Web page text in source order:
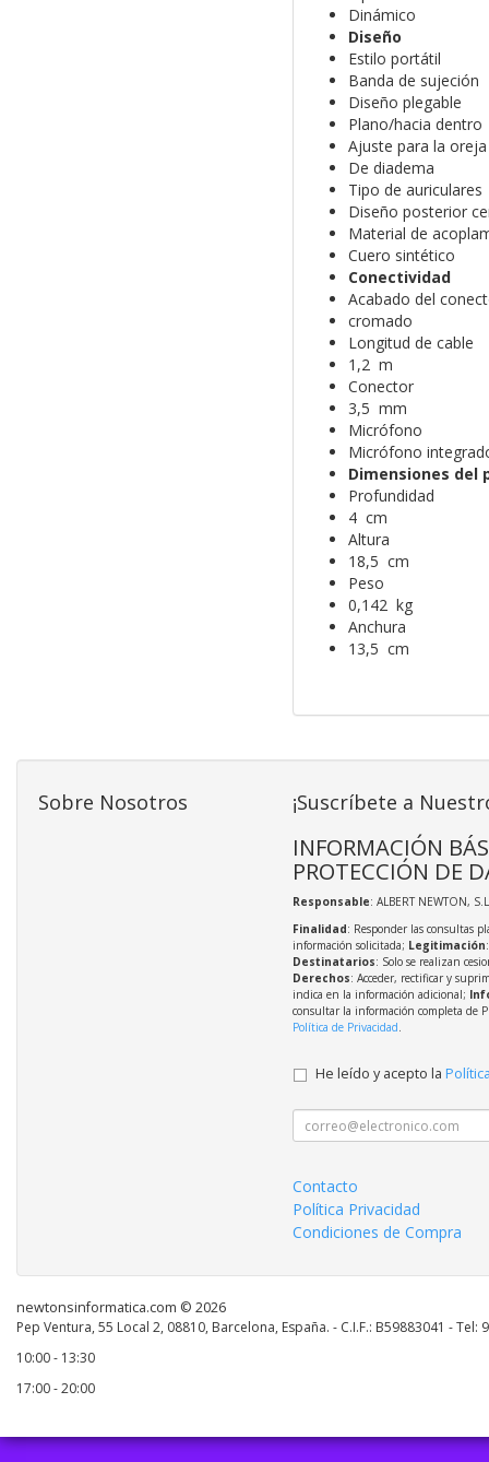
Dinámico
Diseño
Estilo portátil
Banda de sujeción
Diseño plegable
Plano/hacia dentro
Ajuste para la oreja
De diadema
Tipo de auriculares
Diseño posterior
Material de
Cuero sintético
Conectividad
Acabado del
cromado
Longitud de cable
1,2 m
Conector
3,5 mm
Micrófono
Micrófono
Dimensiones del
Profundidad
4 cm
Altura
18,5 cm
Peso
0,142 kg
Anchura
13,5 cm
Sobre Nosotros ¡Suscríbete a
INFORMACIÓN
PROTECCIÓN DE
Responsable: ALBERT NEWTON,
Finalidad: Responder las consultas
información solicitada; Legitimación
Destinatarios: Solo se realizan
Derechos: Acceder, rectificar y
indica en la información adicional;
consultar la información completa de
Política de Privacidad.
He leído y acepto la
Contacto
Política Privacidad
Condiciones de Compra
newtonsinformatica.com © 2026
Pep Ventura, 55 Local 2, 08810, Barcelona, España. - C.I.F.: B59883041 - Tel:
10:00 - 13:30
17:00 - 20:00